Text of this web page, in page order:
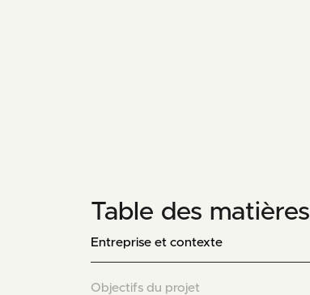
Table des matières
Entreprise et contexte
Objectifs du projet